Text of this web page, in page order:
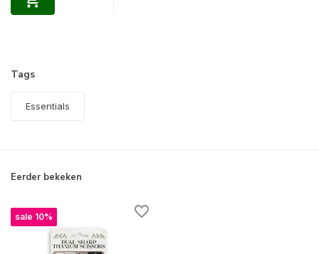
Tags
Essentials
Eerder bekeken
sale 10%